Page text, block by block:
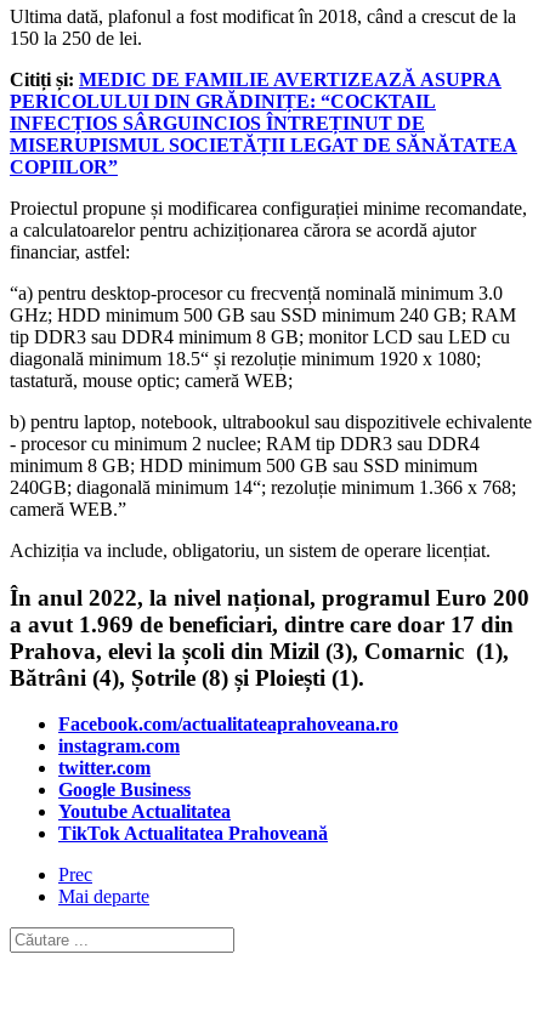
Ultima dată, plafonul a fost modificat în 2018, când a crescut de la
150 la 250 de lei.
Citiți și: MEDIC DE FAMILIE AVERTIZEAZĂ ASUPRA
PERICOLULUI DIN GRĂDINIȚE: “COCKTAIL
INFECȚIOS SÂRGUINCIOS ÎNTREȚINUT DE
MISERUPISMUL SOCIETĂȚII LEGAT DE SĂNĂTATEA
COPIILOR”
Proiectul propune și modificarea configurației minime recomandate,
a calculatoarelor pentru achiziționarea cărora se acordă ajutor
financiar, astfel:
“a) pentru desktop-procesor cu frecvență nominală minimum 3.0
GHz; HDD minimum 500 GB sau SSD minimum 240 GB; RAM
tip DDR3 sau DDR4 minimum 8 GB; monitor LCD sau LED cu
diagonală minimum 18.5“ și rezoluție minimum 1920 x 1080;
tastatură, mouse optic; cameră WEB;
b) pentru laptop, notebook, ultrabookul sau dispozitivele echivalente
- procesor cu minimum 2 nuclee; RAM tip DDR3 sau DDR4
minimum 8 GB; HDD minimum 500 GB sau SSD minimum
240GB; diagonală minimum 14“; rezoluție minimum 1.366 x 768;
cameră WEB.”
Achiziția va include, obligatoriu, un sistem de operare licențiat.
În anul 2022, la nivel național, programul Euro 200
a avut 1.969 de beneficiari, dintre care doar 17 din
Prahova, elevi la școli din Mizil (3), Comarnic (1),
Bătrâni (4), Șotrile (8) și Ploiești (1).
Facebook.com/actualitateaprahoveana.ro
instagram.com
twitter.com
Google Business
Youtube Actualitatea
TikTok Actualitatea Prahoveană
Prec
Mai departe